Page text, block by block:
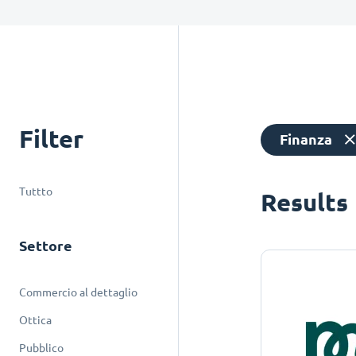
Filter
Tuttto
Settore
Commercio al dettaglio
Ottica
Pubblico
Finanza
Results